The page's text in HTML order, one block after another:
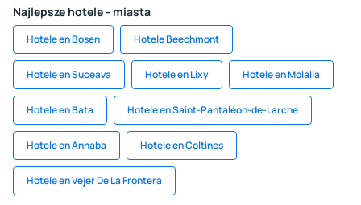
Najlepsze hotele - miasta
Hotele en Bosen Hotele Beechmont
Hotele en Suceava Hotele en Lixy Hotele en Molalla
Hotele en Bata Hotele en Saint-Pantaléon-de-Larche
Hotele en Annaba Hotele en Coltines
Hotele en Vejer De La Frontera